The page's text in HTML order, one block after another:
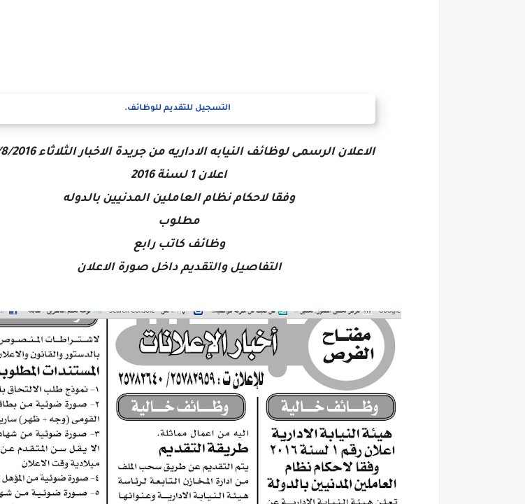
التسجيل للتقديم للوظائف.
الاعلان الرسمى لوظائف النيابه الاداريه من جريدة الاخبار الثلاثاء 30/8/2016
اعلان 1 لسنة 2016
وفقا لاحكام نظام العاملين المدنيين بالدوله
مطلوب
وظائف كاتب رابع
التفاصيل والتقديم داخل صورة الاعلان